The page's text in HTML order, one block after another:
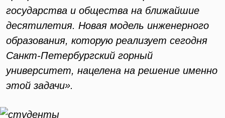
государства и общества на ближайшие
десятилетия. Новая модель инженерного
образования, которую реализует сегодня
Санкт-Петербургский горный
университет, нацелена на решение именно
этой задачи».